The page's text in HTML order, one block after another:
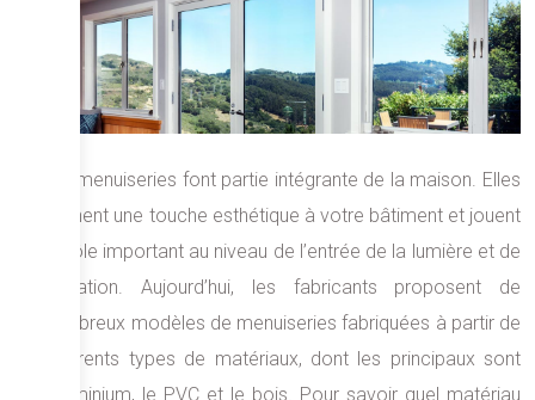
Les menuiseries font partie intégrante de la maison. Elles
donnent une touche esthétique à votre bâtiment et jouent
un rôle important au niveau de l’entrée de la lumière et de
l’isolation. Aujourd’hui, les fabricants proposent de
nombreux modèles de menuiseries fabriquées à partir de
différents types de matériaux, dont les principaux sont
l’aluminium, le PVC et le bois. Pour savoir quel matériau